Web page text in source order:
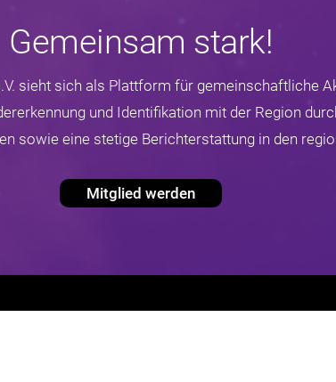
Gemeinsam stark!
sieht sich als Plattform für gemeinschaftliche
und Identifikation mit der Region
sowie eine stetige Berichterstattung in den
Mitglied werden